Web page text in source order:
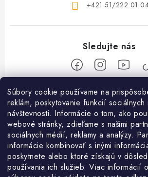
Súbory cookie používame na
reklám, poskytovanie funkcií sociálnych
návštevnosti. Informácie o tom, ako
webové stránky, zdieľame s našimi
sociálnych médií, reklamy a analýzy.
informácie kombinovať s inými
poskytnete alebo ktoré získajú v
používania ich služieb. Viac informácií
+421 51/222 01
Nakupovanie
Ako nakupovať
Obchodné podmienky
Doprava a platba
Objednávky
Použitie Darčekovej poukážky
O nás